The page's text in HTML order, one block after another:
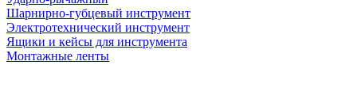
Шарнирно-губцевый инструмент
Электротехнический инструмент
Ящики и кейсы для инструмента
Монтажные ленты